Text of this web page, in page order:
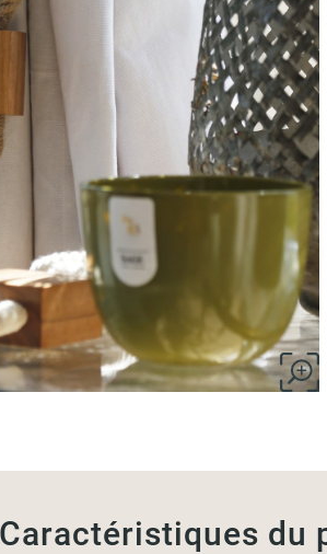
Caractéristiques du